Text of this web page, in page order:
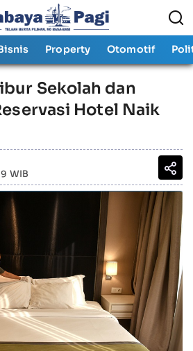
Property Otomotif
Sekolah dan
Hotel Naik
WIB